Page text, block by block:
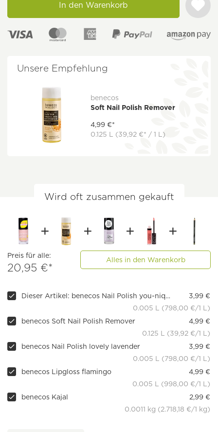
In den Warenkorb
Unsere Empfehlung
benecos
Soft Nail Polish Remover
4,99 €*
0.125 L (39,92 €* / 1 L)
Wird oft zusammen gekauft
Preis für alle:
20,95 €*
Alles in den Warenkorb
Dieser Artikel: benecos Nail Polish you-nique
3,99 €
0.005 L (798,00 €/1 L)
benecos Soft Nail Polish Remover
4,99 €
0.125 L (39,92 €/1 L)
benecos Nail Polish lovely lavender
3,99 €
0.005 L (798,00 €/1 L)
benecos Lipgloss flamingo
4,99 €
0.005 L (998,00 €/1 L)
benecos Kajal
2,99 €
0.0011 kg (2.718,18 €/1 kg)